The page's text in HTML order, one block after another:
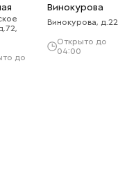
до
Винокурова
Винокурова, д.22
Открыто до
04:00